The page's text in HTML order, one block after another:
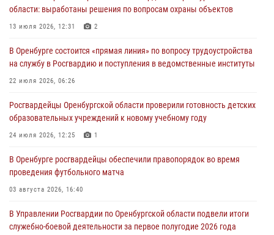
жизненной ситуации (ВИДЕО)
26 июля 2026, 14:45 1
Росгвардейцы Оренбургской области проверили готовность детских
образовательных учреждений к новому учебному году
24 июля 2026, 12:25
При силовой поддержке ОМОН «Кобра» Росгвардии в Оренбурге
проведён рейд по строительным объектам
23 июля 2026, 10:47
области: выработаны решения по вопросам охраны объектов
13 июля 2026, 12:31 2
В Оренбурге состоится «прямая линия» по вопросу трудоустройства
на службу в Росгвардию и поступления в ведомственные институты
22 июля 2026, 06:26
Росгвардейцы Оренбургской области проверили готовность детских
образовательных учреждений к новому учебному году
24 июля 2026, 12:25 1
В Оренбурге росгвардейцы обеспечили правопорядок во время
проведения футбольного матча
03 августа 2026, 16:40
В Управлении Росгвардии по Оренбургской области подвели итоги
служебно-боевой деятельности за первое полугодие 2026 года